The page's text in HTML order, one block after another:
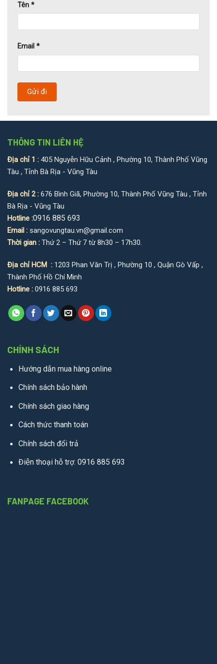
Tên *
Email *
THÔNG TIN LIÊN HỆ
Địa chỉ 1 : 405 Nguyễn Hữu Cảnh , Phường 10, Thành Phố Vũng
Tàu , Tỉnh Bà Rịa - Vũng Tàu
Địa chỉ 2 : 676 Bình Giã, Phường 10, Thành Phố Vũng Tàu , Tỉnh
Bà Rịa - Vũng Tàu
Hotline :0916 885 693
Email : sangovungtau.vn@gmail.com
Thời gian : Thứ 2 – Thứ 7 từ 8h30 – 17h30.
Địa chỉ HCM : 1203 Phan Văn Trị , Phường 10 , Quận Gò Vấp ,
Thành Phố Hồ Chí Minh
Hotline : 0916 885 693
CHÍNH SÁCH
Hướng dẫn mua hàng online
Chính sách bảo hành
Chính sách giao hàng
Cách thức thanh toán
Chính sách đổi trả
Điện thoại hỗ trợ: 0916 885 693
FANPAGE FACEBOOK